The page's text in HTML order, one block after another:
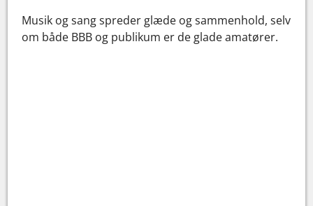
Musik og sang spreder glæde og sammenhold, selv
om både BBB og publikum er de glade amatører.